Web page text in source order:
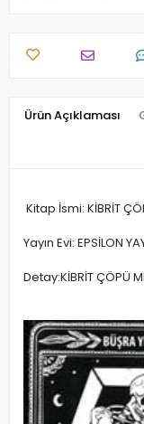
Ürün Açıklaması
Kitap İsmi: KİBRİT
Yayın Evi: EPSİLON
Detay:KİBRİT ÇÖPÜ